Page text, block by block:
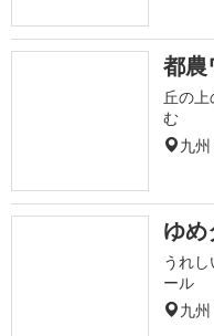
都農
丘の
む
九
ゆめ
うれ
ール
九